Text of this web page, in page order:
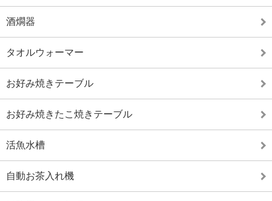
酒燗器
タオルウォーマー
お好み焼きテーブル
お好み焼きたこ焼きテーブル
活魚水槽
自動お茶入れ機